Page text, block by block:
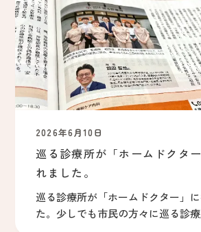
2026年6月10日
巡る診療所が「ホームドクタ
れました。
巡る診療所が「ホームドクター」
た。少しでも市民の方々に巡る診